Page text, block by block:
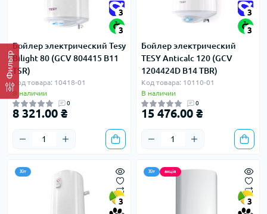
Фильтр
3
3
Бойлер электрический Tesy
Bilight 80 (GCV 804415 B11
TSR)
Код товара: 10418-01
В наличии
0
8 321.00 ₴
3
3
Бойлер электрический
TESY Anticalc 120 (GCV
1204424D B14 TBR)
Код товара: 10110-01
В наличии
0
15 476.00 ₴
Хіт
3
Хіт акція
3